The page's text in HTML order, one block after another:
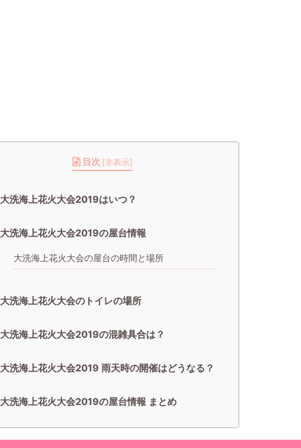
目次 [非表示]
大洗海上花火大会2019はいつ？
大洗海上花火大会2019の屋台情報
大洗海上花火大会の屋台の時間と場所
大洗海上花火大会のトイレの場所
大洗海上花火大会2019の混雑具合は？
大洗海上花火大会2019 雨天時の開催はどうなる？
大洗海上花火大会2019の屋台情報 まとめ